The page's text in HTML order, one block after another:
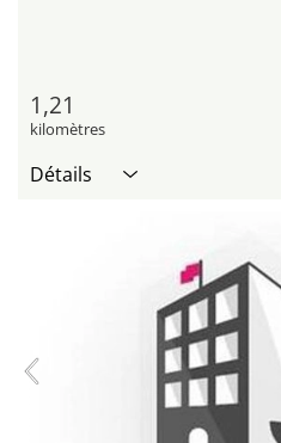
1,21
kilomètres
Détails